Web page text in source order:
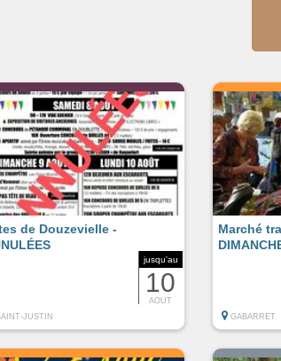
jusqu'au
10
AOUT
de Douzevielle -
JUSTIN
Marché
GABARRET